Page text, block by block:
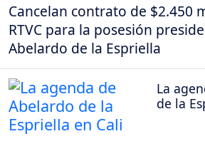
Cancelan contrato de $2.450
RTVC para la posesión
Abelardo de la Espriella
La
de la